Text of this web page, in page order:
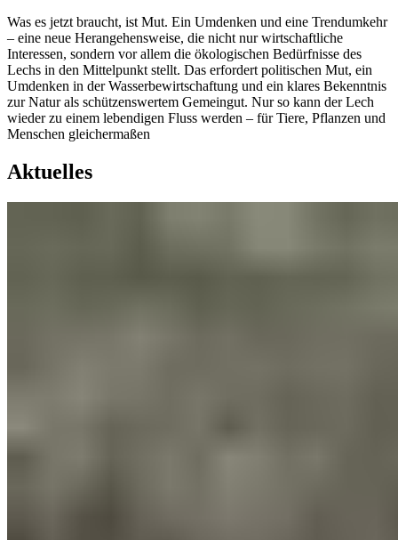
Was es jetzt braucht, ist Mut. Ein Umdenken und eine Trendumkehr
– eine neue Herangehensweise, die nicht nur wirtschaftliche
Interessen, sondern vor allem die ökologischen Bedürfnisse des
Lechs in den Mittelpunkt stellt. Das erfordert politischen Mut, ein
Umdenken in der Wasserbewirtschaftung und ein klares Bekenntnis
zur Natur als schützenswertem Gemeingut. Nur so kann der Lech
wieder zu einem lebendigen Fluss werden – für Tiere, Pflanzen und
Menschen gleichermaßen
Aktuelles